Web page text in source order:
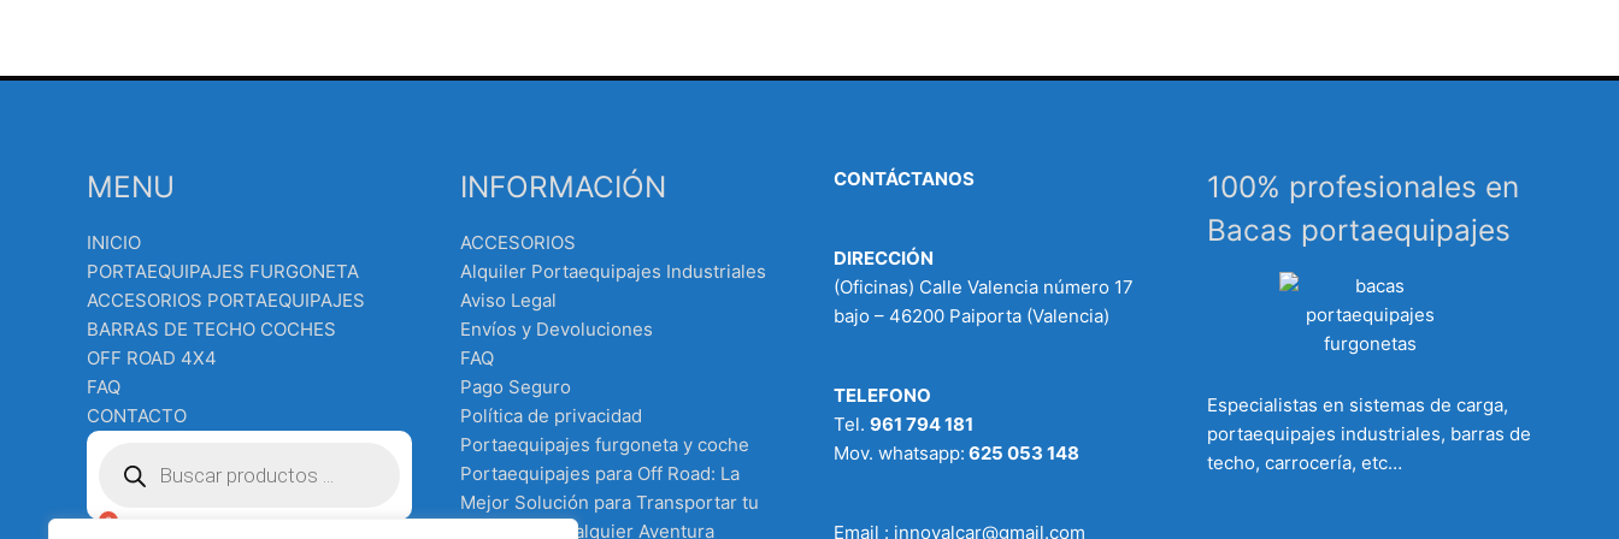
MENU
INICIO
PORTAEQUIPAJES FURGONETA
ACCESORIOS PORTAEQUIPAJES
BARRAS DE TECHO COCHES
OFF ROAD 4X4
FAQ
CONTACTO
productos
INFORMACIÓN
ACCESORIOS
Alquiler Portaequipajes Industriales
Aviso Legal
Envíos y Devoluciones
FAQ
Pago Seguro
Política de privacidad
Portaequipajes furgoneta y coche
Portaequipajes para Off Road: La
Mejor Solución para Transportar tu
Equipo en Cualquier Aventura
CONTÁCTANOS
DIRECCIÓN
(Oficinas) Calle Valencia número 17
bajo – 46200 Paiporta (Valencia)
TELEFONO
Tel. 961 794 181
Mov. whatsapp: 625 053 148
Email : innovalcar@gmail.com
100% profesionales en
Bacas portaequipajes
Especialistas en sistemas de carga,
portaequipajes industriales, barras de
techo, carrocería, etc…